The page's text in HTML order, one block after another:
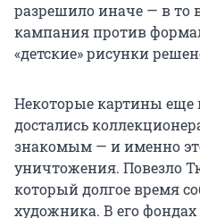
разрешило иначе — в то
кампания против
«детские» рисунки
Некоторые картины
достались
знакомым — и именно
уничтожения. Повезло
который долгое время
художника. В его фондах